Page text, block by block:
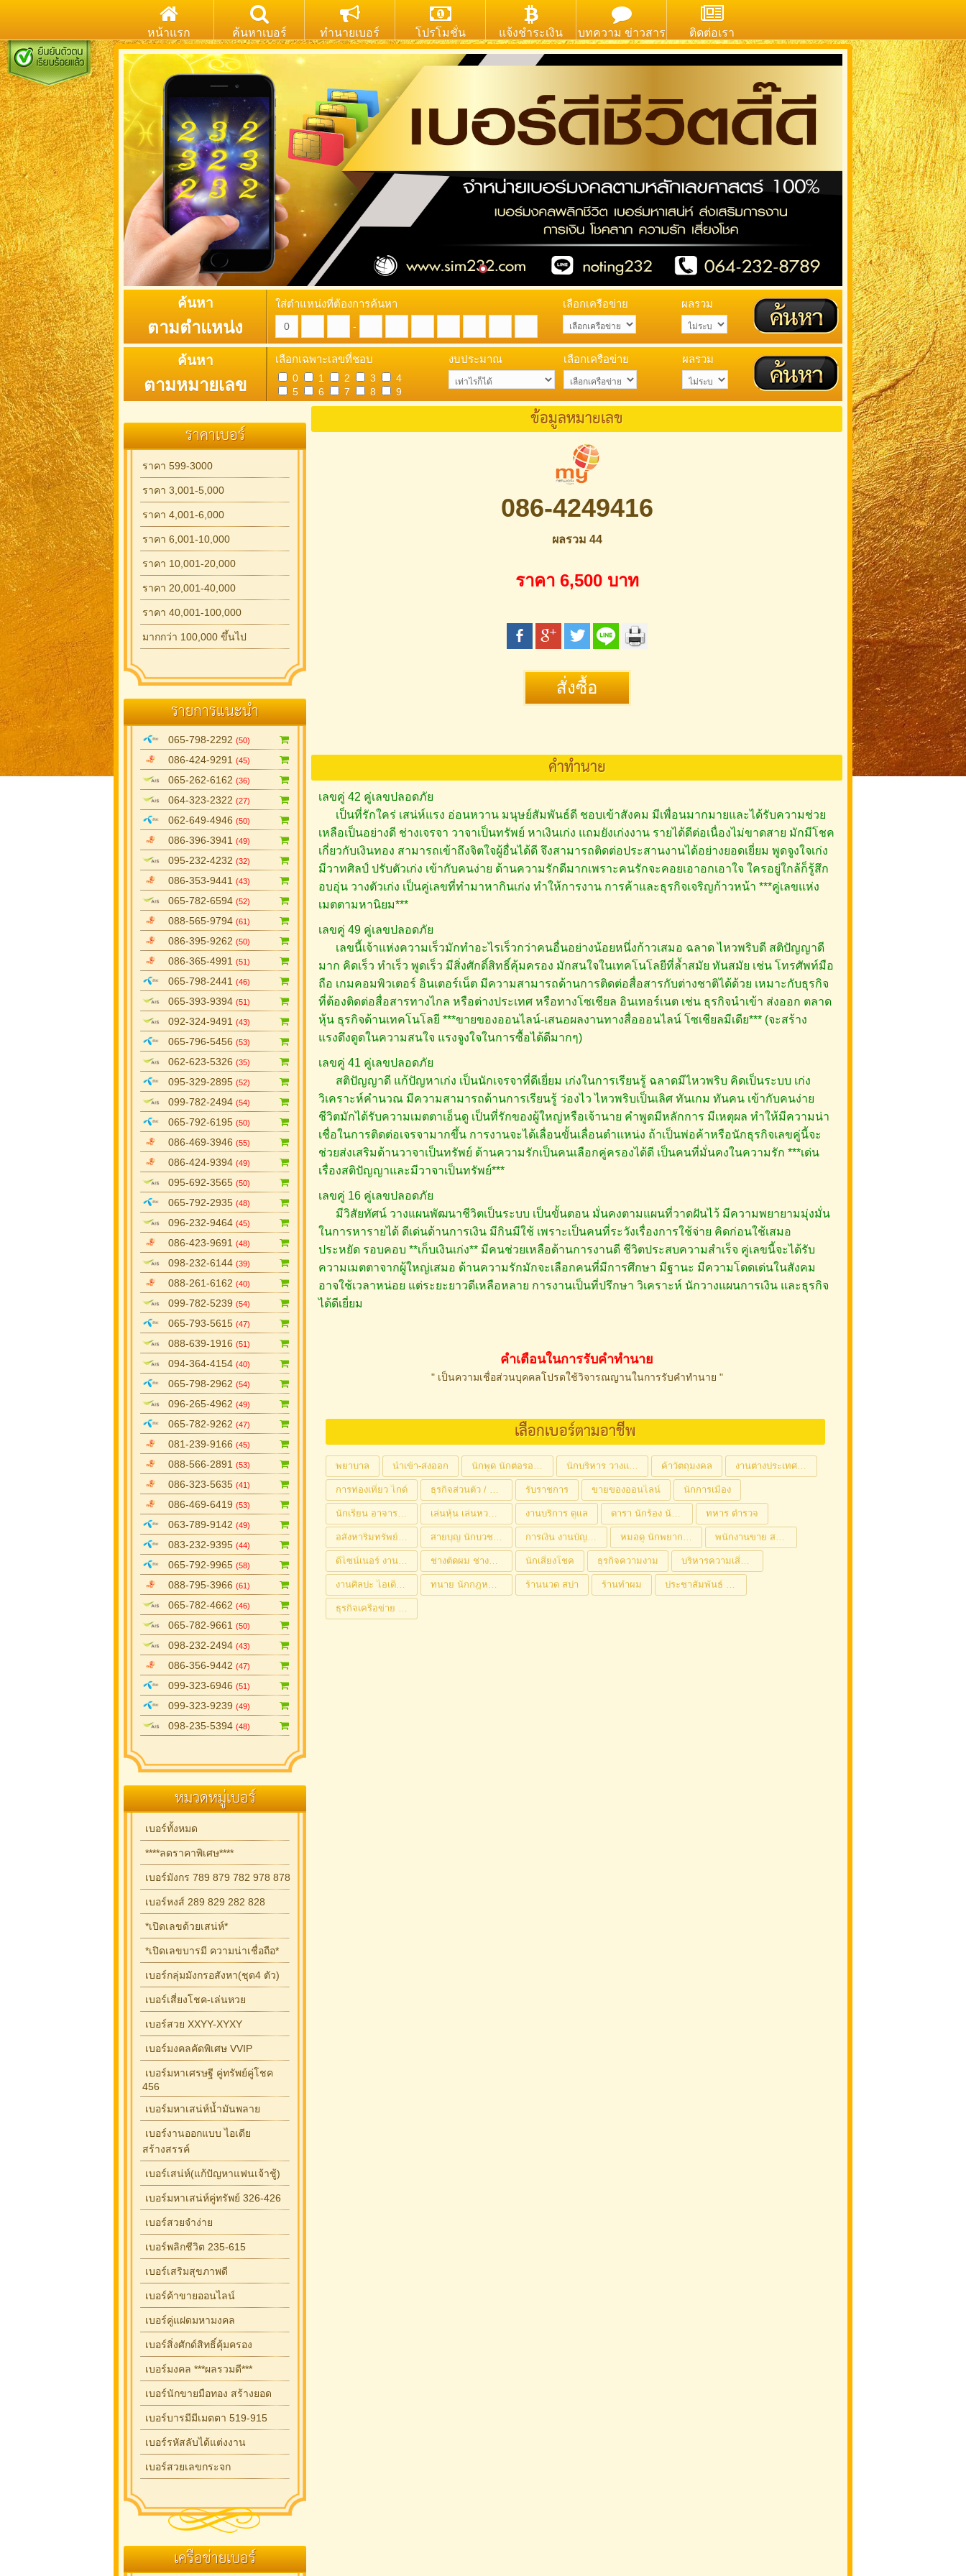
หน้าแรก ค้นหาเบอร์ ทำนายเบอร์ โปรโมชั่น แจ้งชำระเงิน บทความ ข่าวสาร ติดต่อเรา
ค้นหา
ตามตำแหน่ง
ใส่ตำแหน่งที่ต้องการค้นหา
-
เลือกเครือข่าย ผลรวม
ค้นหา
ตามหมายเลข
เลือกเฉพาะเลขที่ชอบ
0 1 2 3
4
5
6 7 8 9
งบประมาณ เลือกเครือข่าย ผลรวม
ราคาเบอร์
ราคา 599-3000
ราคา 3,001-5,000
ราคา 4,001-6,000
ราคา 6,001-10,000
ราคา 10,001-20,000
ราคา 20,001-40,000
ราคา 40,001-100,000
มากกว่า 100,000 ขึ้นไป
รายการแนะนำ
065-798-2292 (50)
086-424-9291 (45)
065-262-6162 (36)
064-323-2322 (27)
062-649-4946 (50)
086-396-3941 (49)
095-232-4232 (32)
086-353-9441 (43)
065-782-6594 (52)
088-565-9794 (61)
086-395-9262 (50)
086-365-4991 (51)
065-798-2441 (46)
065-393-9394 (51)
092-324-9491 (43)
065-796-5456 (53)
062-623-5326 (35)
095-329-2895 (52)
099-782-2494 (54)
065-792-6195 (50)
086-469-3946 (55)
086-424-9394 (49)
095-692-3565 (50)
065-792-2935 (48)
096-232-9464 (45)
086-423-9691 (48)
098-232-6144 (39)
088-261-6162 (40)
099-782-5239 (54)
065-793-5615 (47)
088-639-1916 (51)
094-364-4154 (40)
065-798-2962 (54)
096-265-4962 (49)
065-782-9262 (47)
081-239-9166 (45)
088-566-2891 (53)
086-323-5635 (41)
086-469-6419 (53)
063-789-9142 (49)
083-232-9395 (44)
065-792-9965 (58)
088-795-3966 (61)
065-782-4662 (46)
065-782-9661 (50)
098-232-2494 (43)
086-356-9442 (47)
099-323-6946 (51)
099-323-9239 (49)
098-235-5394 (48)
หมวดหมู่เบอร์
เบอร์ทั้งหมด
****ลดราคาพิเศษ****
เบอร์มังกร 789 879 782 978 878
เบอร์หงส์ 289 829 282 828
*เปิดเลขด้วยเสน่ห์*
*เปิดเลขบารมี ความน่าเชื่อถือ*
เบอร์กลุ่มมังกรอสังหา(ชุด4 ตัว)
เบอร์เสี่ยงโชค-เล่นหวย
เบอร์สวย XXYY-XYXY
เบอร์มงคลคัดพิเศษ VVIP
เบอร์มหาเศรษฐี คู่ทรัพย์คู่โชค
456
เบอร์มหาเสน่ห์น้ำมันพลาย
เบอร์งานออกแบบ ไอเดีย
สร้างสรรค์
เบอร์เสน่ห์(แก้ปัญหาแฟนเจ้าชู้)
เบอร์มหาเสน่ห์คู่ทรัพย์ 326-426
เบอร์สวยจำง่าย
เบอร์พลิกชีวิต 235-615
เบอร์เสริมสุขภาพดี
เบอร์ค้าขายออนไลน์
เบอร์คู่แฝดมหามงคล
เบอร์สิ่งศักด์สิทธิ์คุ้มครอง
เบอร์มงคล ***ผลรวมดี***
เบอร์นักขายมือทอง สร้างยอด
เบอร์บารมีมีเมตตา 519-915
เบอร์รหัสลับได้แต่งงาน
เบอร์สวยเลขกระจก
เครือข่ายเบอร์
ข้อมูลหมายเลข
086-4249416
ผลรวม 44
ราคา 6,500 บาท
คำทำนาย
เลขคู่ 42 คู่เลขปลอดภัย
เป็นที่รักใคร่ เสน่ห์แรง อ่อนหวาน มนุษย์สัมพันธ์ดี ชอบเข้าสังคม มีเพื่อนมากมายและได้รับความช่วย
เหลือเป็นอย่างดี ช่างเจรจา วาจาเป็นทรัพย์ หาเงินเก่ง แถมยังเก่งงาน รายได้ดีต่อเนื่องไม่ขาดสาย มักมีโชค
เกี่ยวกับเงินทอง สามารถเข้าถึงจิตใจผู้อื่นได้ดี จึงสามารถติดต่อประสานงานได้อย่างยอดเยี่ยม พูดจูงใจเก่ง
มีวาทศิลป์ ปรับตัวเก่ง เข้ากับคนง่าย ด้านความรักดีมากเพราะคนรักจะคอยเอาอกเอาใจ ใครอยู่ใกล้ก็รู้สึก
อบอุ่น วางตัวเก่ง เป็นคู่เลขที่ทำมาหากินเก่ง ทำให้การงาน การค้าและธุรกิจเจริญก้าวหน้า ***คู่เลขแห่ง
เมตตามหานิยม***
เลขคู่ 49 คู่เลขปลอดภัย
เลขนี้เจ้าแห่งความเร็วมักทำอะไรเร็วกว่าคนอื่นอย่างน้อยหนึ่งก้าวเสมอ ฉลาด ไหวพริบดี สติปัญญาดี
มาก คิดเร็ว ทำเร็ว พูดเร็ว มีสิ่งศักดิ์สิทธิ์คุ้มครอง มักสนใจในเทคโนโลยีที่ล้ำสมัย ทันสมัย เช่น โทรศัพท์มือ
ถือ เกมคอมพิวเตอร์ อินเตอร์เน็ต มีความสามารถด้านการติดต่อสื่อสารกับต่างชาติได้ด้วย เหมาะกับธุรกิจ
ที่ต้องติดต่อสื่อสารทางไกล หรือต่างประเทศ หรือทางโซเชียล อินเทอร์เนต เช่น ธุรกิจนำเข้า ส่งออก ตลาด
หุ้น ธุรกิจด้านเทคโนโลยี ***ขายของออนไลน์-เสนอผลงานทางสื่อออนไลน์ โซเชียลมีเดีย*** (จะสร้าง
แรงดึงดูดในความสนใจ แรงจูงใจในการซื้อได้ดีมากๆ)
เลขคู่ 41 คู่เลขปลอดภัย
สติปัญญาดี แก้ปัญหาเก่ง เป็นนักเจรจาที่ดีเยี่ยม เก่งในการเรียนรู้ ฉลาดมีไหวพริบ คิดเป็นระบบ เก่ง
วิเคราะห์คำนวณ มีความสามารถด้านการเรียนรู้ ว่องไว ไหวพริบเป็นเลิศ ทันเกม ทันคน เข้ากับคนง่าย
ชีวิตมักได้รับความเมตตาเอ็นดู เป็นที่รักของผู้ใหญ่หรือเจ้านาย คำพูดมีหลักการ มีเหตุผล ทำให้มีความน่า
เชื่อในการติดต่อเจรจามากขึ้น การงานจะได้เลื่อนขั้นเลื่อนตำแหน่ง ถ้าเป็นพ่อค้าหรือนักธุรกิจเลขคู่นี้จะ
ช่วยส่งเสริมด้านวาจาเป็นทรัพย์ ด้านความรักเป็นคนเลือกคู่ครองได้ดี เป็นคนที่มั่นคงในความรัก ***เด่น
เรื่องสติปัญญาและมีวาจาเป็นทรัพย์***
เลขคู่ 16 คู่เลขปลอดภัย
มีวิสัยทัศน์ วางแผนพัฒนาชีวิตเป็นระบบ เป็นขั้นตอน มั่นคงตามแผนที่วาดฝันไว้ มีความพยายามมุ่งมั่น
ในการหารายได้ ดีเด่นด้านการเงิน มีกินมีใช้ เพราะเป็นคนที่ระวังเรื่องการใช้จ่าย คิดก่อนใช้เสมอ
ประหยัด รอบคอบ **เก็บเงินเก่ง** มีคนช่วยเหลือด้านการงานดี ชีวิตประสบความสำเร็จ คู่เลขนี้จะได้รับ
ความเมตตาจากผู้ใหญ่เสมอ ด้านความรักมักจะเลือกคนที่มีการศึกษา มีฐานะ มีความโดดเด่นในสังคม
อาจใช้เวลาหน่อย แต่ระยะยาวดีเหลือหลาย การงานเป็นที่ปรึกษา วิเคราะห์ นักวางแผนการเงิน และธุรกิจ
ได้ดีเยี่ยม
คำเตือนในการรับคำทำนาย
" เป็นความเชื่อส่วนบุคคลโปรดใช้วิจารณญานในการรับคำทำนาย "
เลือกเบอร์ตามอาชีพ
พยาบาล นำเข้า-ส่งออก นักพูด นักต่อรอง เจรจา นักบริหาร วางแผน ค้าวัตถุมงคล งานต่างประเทศ / ภาษา / การสื่อสาร
การท่องเที่ยว ไกด์ ธุรกิจส่วนตัว / ค้าขาย รับราชการ ขายของออนไลน์ นักการเมือง
นักเรียน อาจารย์ (เสริมสติปัญญา) เล่นหุ้น เล่นหวย เจ้ามือ งานบริการ ดูแล ดารา นักร้อง นักแสดง ทหาร ตำรวจ
อสังหาริมทรัพย์ ค้าที่ดิน ก่อสร้าง สายบุญ นักบวช ปฏิบัติธรรม การเงิน งานบัญชี วางระบบ หมอดู นักพยากรณ์ พนักงานขาย สร้างยอดขายทะลุเป้า
ดีไซน์เนอร์ งานออกแบบ งานฝีมือ ช่างตัดผม ช่างทำเล็บ นักเสี่ยงโชค ธุรกิจความงาม บริหารความเสี่ยง ปล่อยกู้ รับจำนำ
งานศิลปะ ไอเดีย ออกแบบ ทนาย นักกฎหมาย ร้านนวด สปา ร้านทำผม ประชาสัมพันธ์ / ข่าวสาร
ธุรกิจเครือข่าย / MLM / ขายตรง